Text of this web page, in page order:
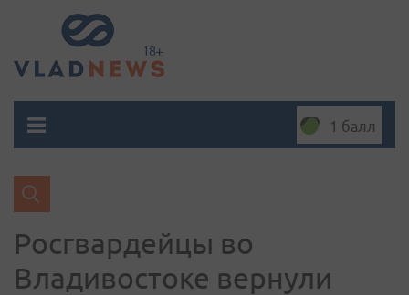
1 балл
Росгвардейцы во
Владивостоке вернули